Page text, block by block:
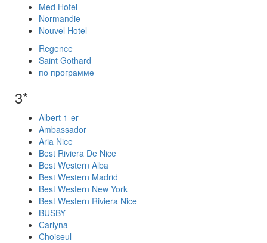
Med Hotel
Normandie
Nouvel Hotel
Regence
Saint Gothard
по программе
3*
Albert 1-er
Ambassador
Aria Nice
Best Riviera De Nice
Best Western Alba
Best Western Madrid
Best Western New York
Best Western Riviera Nice
BUSBY
Carlyna
Choiseul